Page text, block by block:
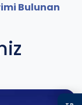
Bulunan